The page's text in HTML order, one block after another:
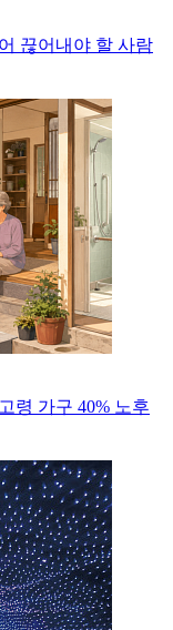
끊어내야 할 사람
령 가구 40% 노후